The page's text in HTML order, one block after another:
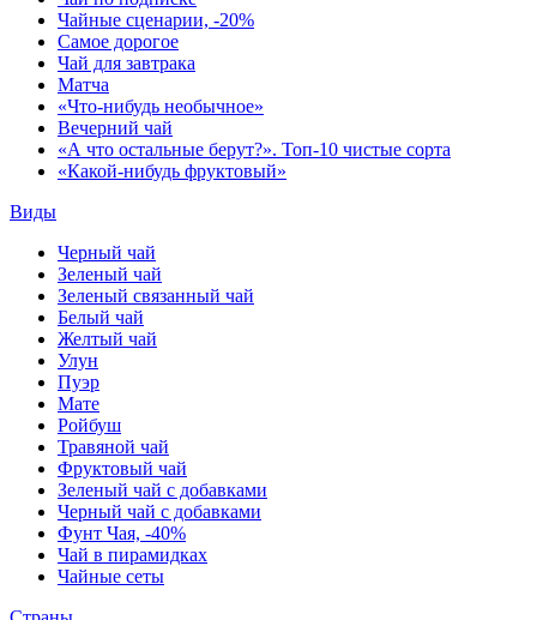
Чайные сценарии, -20%
Самое дорогое
Чай для завтрака
Матча
«Что-нибудь необычное»
Вечерний чай
«А что остальные берут?». Топ-10 чистые сорта
«Какой-нибудь фруктовый»
Виды
Черный чай
Зеленый чай
Зеленый связанный чай
Белый чай
Желтый чай
Улун
Пуэр
Мате
Ройбуш
Травяной чай
Фруктовый чай
Зеленый чай с добавками
Черный чай с добавками
Фунт Чая, -40%
Чай в пирамидках
Чайные сеты